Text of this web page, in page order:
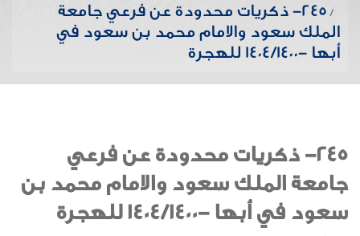
245- ذكريات محدودة عن فرعي جامعة
الملك سعود والامام محمد بن سعود في
أبها -1404/1400 للهجرة
245- ذكريات محدودة عن فرعي
جامعة الملك سعود والامام محمد بن
سعود في أبها -1404/1400 للهجرة